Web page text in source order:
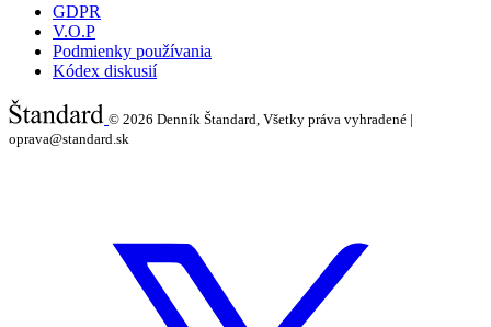
GDPR
V.O.P
Podmienky používania
Kódex diskusií
© 2026 Denník Štandard, Všetky práva vyhradené |
oprava@standard.sk